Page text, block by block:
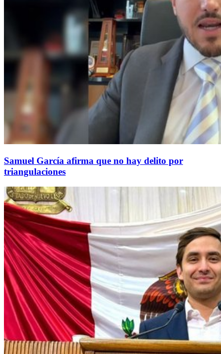
Samuel García afirma que no hay delito por
triangulaciones